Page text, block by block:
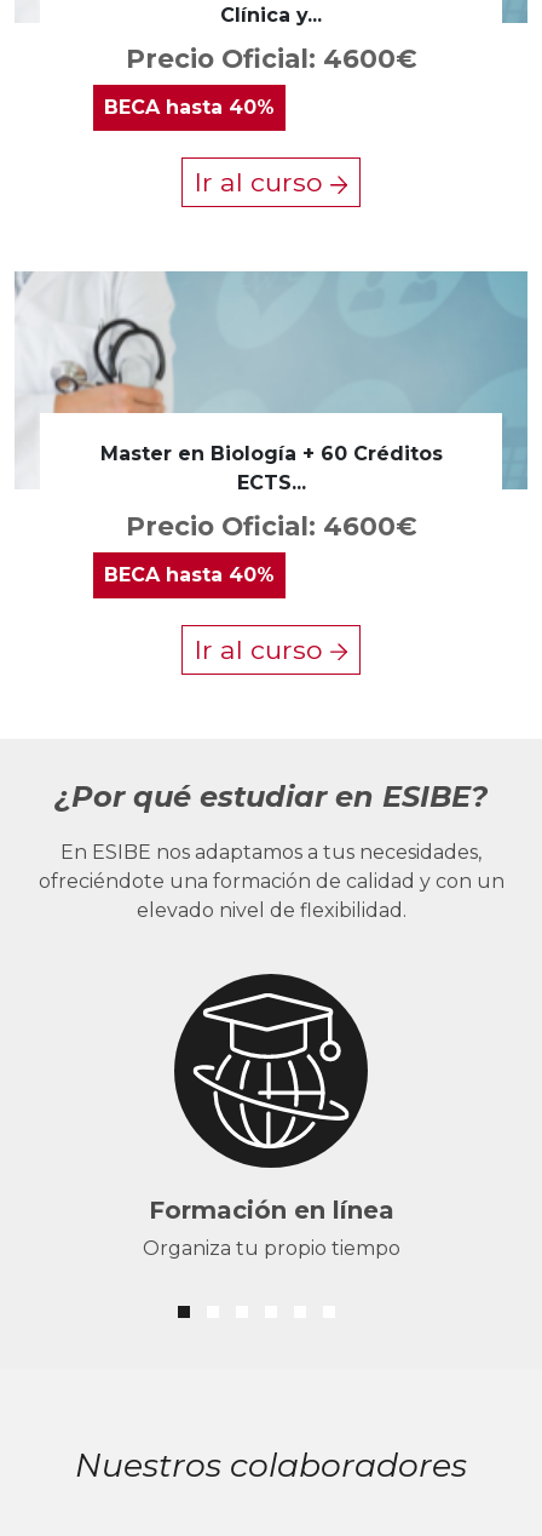
Clínica y...
Precio Oficial: 4600€
BECAhasta 40%
Ir al curso
Master en Biología + 60 Créditos
ECTS...
Precio Oficial: 4600€
BECA hasta 40%
Ir al curso
¿Por qué estudiar en ESIBE?
En ESIBE nos adaptamos a tus necesidades,
ofreciéndote una formación de calidad y con un
elevado nivel de flexibilidad.
Formación en línea
Organiza tu propio tiempo
Nuestros colaboradores